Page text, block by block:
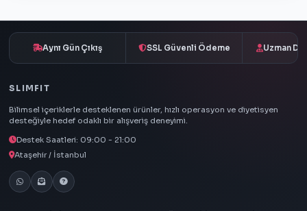
Aynı Gün Çıkış SSL Güvenli Ödeme Uzman
SLIMFIT
Bilimsel içeriklerle desteklenen ürünler, hızlı operasyon ve diyetisyen
desteğiyle hedef odaklı bir alışveriş deneyimi.
Destek Saatleri: 09:00 - 21:00
Ataşehir / İstanbul